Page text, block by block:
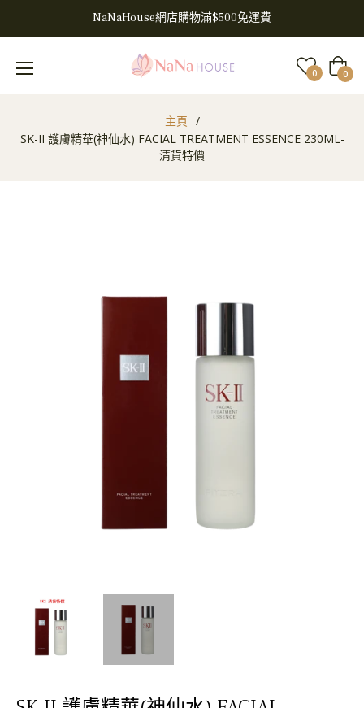
NaNaHouse網店購物滿$500免運費
0 大
車 0
主頁 /
SK-II 護膚精華(神仙水) FACIAL TREATMENT ESSENCE 230ML-
清貨特價